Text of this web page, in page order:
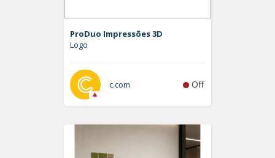
ProDuo Impressões 3D
Logo
c.com Off